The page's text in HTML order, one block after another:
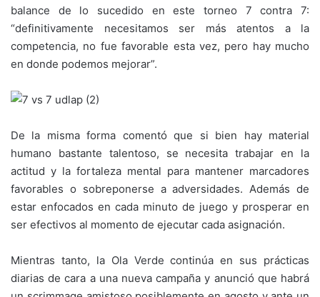
balance de lo sucedido en este torneo 7 contra 7:
“definitivamente necesitamos ser más atentos a la
competencia, no fue favorable esta vez, pero hay mucho
en donde podemos mejorar”.
De la misma forma comentó que si bien hay material
humano bastante talentoso, se necesita trabajar en la
actitud y la fortaleza mental para mantener marcadores
favorables o sobreponerse a adversidades. Además de
estar enfocados en cada minuto de juego y prosperar en
ser efectivos al momento de ejecutar cada asignación.
Mientras tanto, la Ola Verde continúa en sus prácticas
diarias de cara a una nueva campaña y anunció que habrá